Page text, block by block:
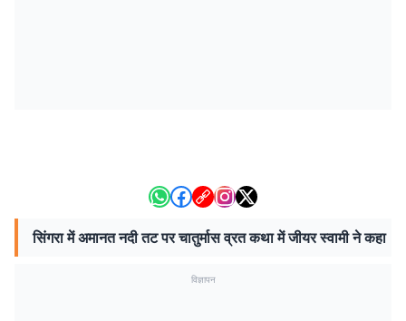
सिंगरा में अमानत नदी तट पर चातुर्मास व्रत कथा में जीयर स्वामी ने कहा
विज्ञापन